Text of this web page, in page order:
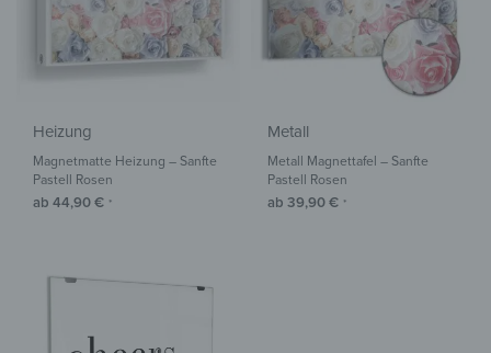
Heizung
Magnetmatte Heizung – Sanfte
Pastell Rosen
ab 44,90€ *
Metall
Metall Magnettafel – Sanfte
Pastell Rosen
ab 39,90€ *